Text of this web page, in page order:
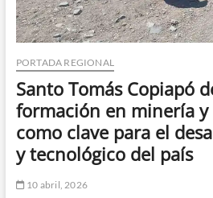
PORTADA REGIONAL
Santo Tomás Copiapó
formación en minería
como clave para el
y tecnológico del país
10 abril, 2026